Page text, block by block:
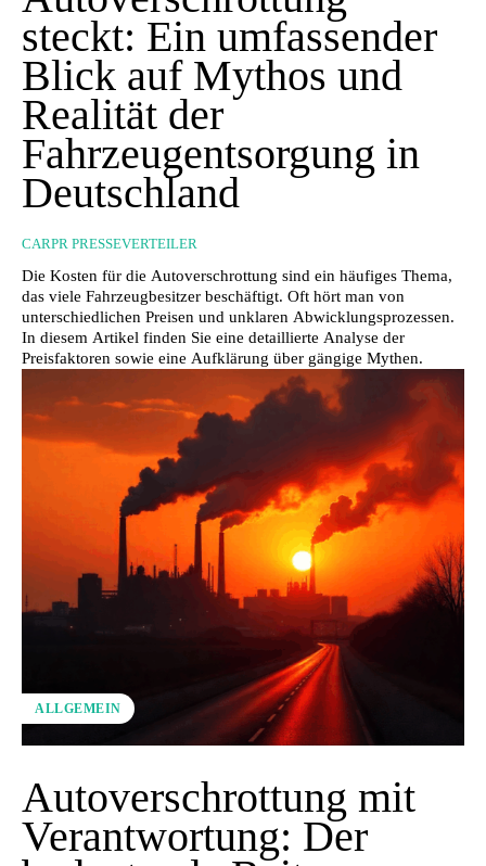
steckt: Ein umfassender
Blick auf Mythos und
Realität der
Fahrzeugentsorgung in
Deutschland
CARPR PRESSEVERTEILER
Die Kosten für die Autoverschrottung sind ein häufiges Thema,
das viele Fahrzeugbesitzer beschäftigt. Oft hört man von
unterschiedlichen Preisen und unklaren Abwicklungsprozessen.
In diesem Artikel finden Sie eine detaillierte Analyse der
Preisfaktoren sowie eine Aufklärung über gängige Mythen.
ALLGEMEIN
Autoverschrottung mit
Verantwortung: Der